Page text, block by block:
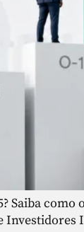
como
Investidores